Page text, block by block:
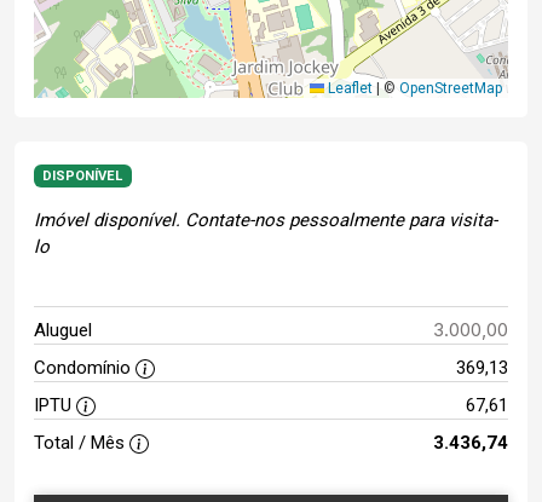
Leaflet © OpenStreetMap
DISPONÍVEL
Imóvel disponível. Contate-nos pessoalmente para visita-
lo
Aluguel 3.000,00
Condomínio
369,13
IPTU
67,61
Total / Mês
3.436,74